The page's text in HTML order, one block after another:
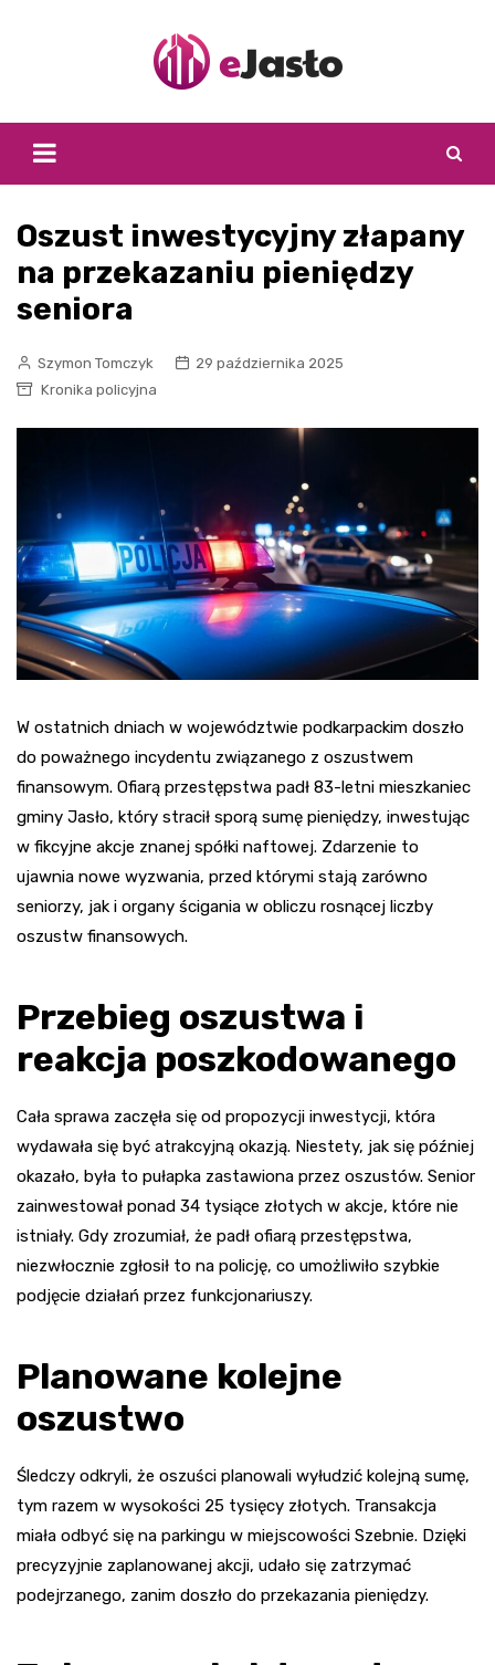
Oszust inwestycyjny złapany
na przekazaniu pieniędzy
seniora
Szymon Tomczyk
29 października 2025
Kronika policyjna
W ostatnich dniach w województwie podkarpackim doszło
do poważnego incydentu związanego z oszustwem
finansowym. Ofiarą przestępstwa padł 83-letni mieszkaniec
gminy Jasło, który stracił sporą sumę pieniędzy, inwestując
w fikcyjne akcje znanej spółki naftowej. Zdarzenie to
ujawnia nowe wyzwania, przed którymi stają zarówno
seniorzy, jak i organy ścigania w obliczu rosnącej liczby
oszustw finansowych.
Przebieg oszustwa i
reakcja poszkodowanego
Cała sprawa zaczęła się od propozycji inwestycji, która
wydawała się być atrakcyjną okazją. Niestety, jak się później
okazało, była to pułapka zastawiona przez oszustów. Senior
zainwestował ponad 34 tysiące złotych w akcje, które nie
istniały. Gdy zrozumiał, że padł ofiarą przestępstwa,
niezwłocznie zgłosił to na policję, co umożliwiło szybkie
podjęcie działań przez funkcjonariuszy.
Planowane kolejne
oszustwo
Śledczy odkryli, że oszuści planowali wyłudzić kolejną sumę,
tym razem w wysokości 25 tysięcy złotych. Transakcja
miała odbyć się na parkingu w miejscowości Szebnie. Dzięki
precyzyjnie zaplanowanej akcji, udało się zatrzymać
podejrzanego, zanim doszło do przekazania pieniędzy.